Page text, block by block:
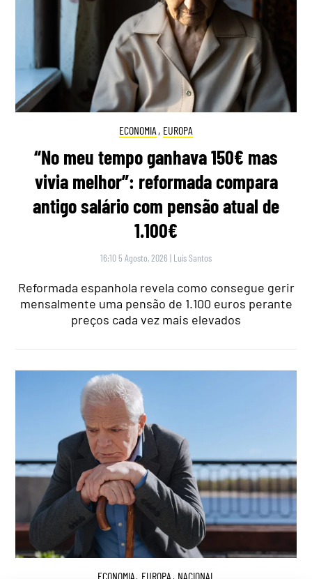
ECONOMIA , EUROPA
“No meu tempo ganhava 150€ mas
vivia melhor”: reformada compara
antigo salário com pensão atual de
1.100€
16:10 5 Agosto, 2026 | Luís Santos
Reformada espanhola revela como consegue gerir
mensalmente uma pensão de 1.100 euros perante
preços cada vez mais elevados
ECONOMIA, EUROPA , NACIONAL